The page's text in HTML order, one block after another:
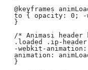
@keyframes
to { opacity: 0; -
}
/* Animasi
.loaded .ip-
-webkit-
animation:
}